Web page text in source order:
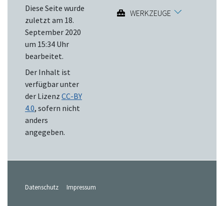
Diese Seite wurde
zuletzt am 18.
September 2020
um 15:34 Uhr
bearbeitet.
Der Inhalt ist
verfügbar unter
der Lizenz CC-BY
4.0, sofern nicht
anders
angegeben.
WERKZEUGE
Datenschutz Impressum